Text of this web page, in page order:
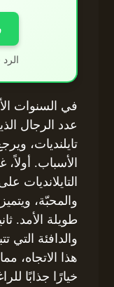
في السنوات
عدد الرجال
تايلنديات،
الأسباب. أولاً،
التايلانديات
والمحبّة،
طويلة الأمد.
والدافئة التي
هذا الاتجاه،
خيارًا جذابًا